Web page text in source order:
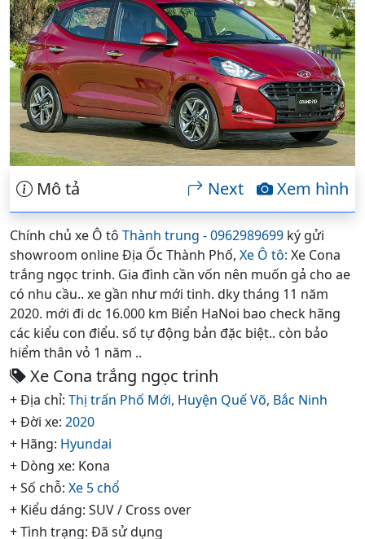
Mô tả Xem hình
Next
Chính chủ xe Ô tô Thành trung - 0962989699 ký gửi
showroom online Địa Ốc Thành Phố, Xe Ô tô: Xe Cona
trắng ngọc trinh. Gia đình cần vốn nên muốn gả cho ae
có nhu cầu.. xe gần như mới tinh. dky tháng 11 năm
2020. mới đi dc 16.000 km Biển HaNoi bao check hãng
các kiểu con điểu. số tự động bản đặc biệt.. còn bảo
hiểm thân vỏ 1 năm ..
Xe Cona trắng ngọc trinh
+ Địa chỉ: Thị trấn Phố Mới, Huyện Quế Võ, Bắc Ninh
+ Đời xe: 2020
+ Hãng: Hyundai
+ Dòng xe: Kona
+ Số chỗ: Xe 5 chổ
+ Kiểu dáng: SUV / Cross over
+ Tình trạng: Đã sử dụng